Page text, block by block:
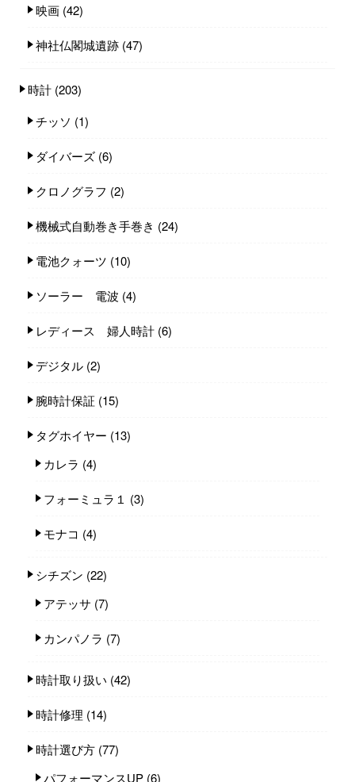
映画 (42)
神社仏閣城遺跡 (47)
時計 (203)
チッソ (1)
ダイバーズ (6)
クロノグラフ (2)
機械式自動巻き手巻き (24)
電池クォーツ (10)
ソーラー 電波 (4)
レディース 婦人時計 (6)
デジタル (2)
腕時計保証 (15)
タグホイヤー (13)
カレラ (4)
フォーミュラ１ (3)
モナコ (4)
シチズン (22)
アテッサ (7)
カンパノラ (7)
時計取り扱い (42)
時計修理 (14)
時計選び方 (77)
パフォーマンスUP (6)